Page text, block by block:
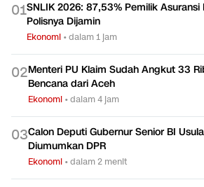
01SNLIK 2026: 87,53% Pemilik Asuransi
Polisnya Dijamin
Ekonomi •dalam 1 jam
02Menteri PU Klaim Sudah Angkut 33
Bencana dari Aceh
Ekonomi •dalam 4 jam
03Calon Deputi Gubernur Senior BI
Diumumkan DPR
Ekonomi •dalam 2 menit